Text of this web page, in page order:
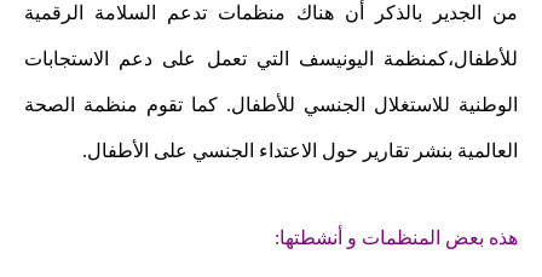
من الجدير بالذكر أن هناك منظمات تدعم السلامة الرقمية
للأطفال،كمنظمة اليونيسف التي تعمل على دعم الاستجابات
الوطنية للاستغلال الجنسي للأطفال. كما تقوم منظمة الصحة
العالمية بنشر تقارير حول الاعتداء الجنسي على الأطفال.
هذه بعض المنظمات و أنشطتها: